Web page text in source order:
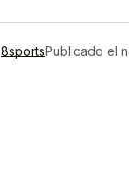
8sportsPublicado el